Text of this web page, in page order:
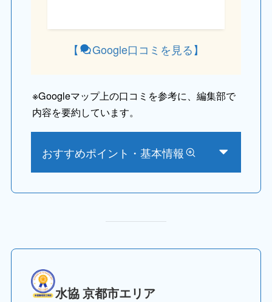
【 Google口コミを見る】
※Googleマップ上の口コミを参考に、編集部で
内容を要約しています。
おすすめポイント・基本情報
水協 京都市エリア